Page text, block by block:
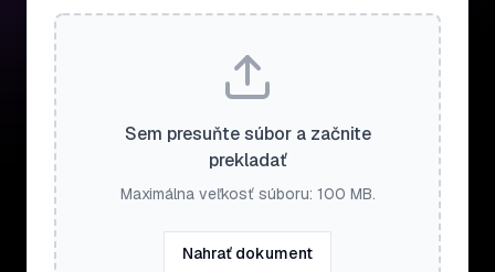
Sem presuňte súbor a začnite
prekladať
Maximálna veľkosť súboru: 100 MB.
Nahrať dokument